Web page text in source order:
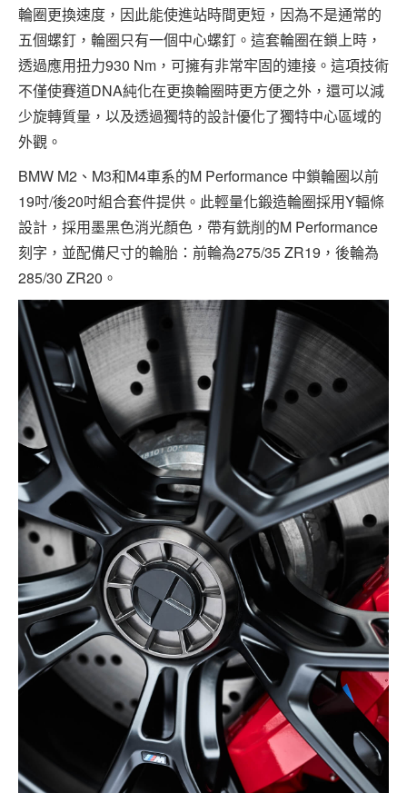
輪圈更換速度，因此能使進站時間更短，因為不是通常的
五個螺釘，輪圈只有一個中心螺釘。這套輪圈在鎖上時，
透過應用扭力930 Nm，可擁有非常牢固的連接。這項技術
不僅使賽道DNA純化在更換輪圈時更方便之外，還可以減
少旋轉質量，以及透過獨特的設計優化了獨特中心區域的
外觀。
BMW M2、M3和M4車系的M Performance 中鎖輪圈以前
19吋/後20吋組合套件提供。此輕量化鍛造輪圈採用Y輻條
設計，採用墨黑色消光顏色，帶有銑削的M Performance
刻字，並配備尺寸的輪胎：前輪為275/35 ZR19，後輪為
285/30 ZR20。